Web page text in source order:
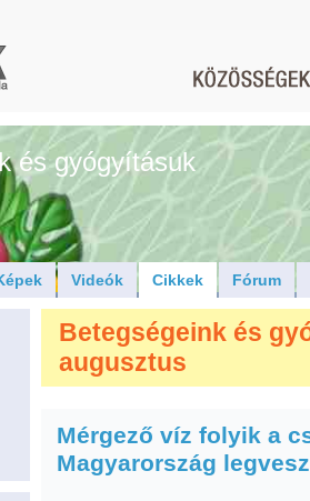
és gyógyításuk
Videók Cikkek Fórum
Betegségeink és
augusztus
Mérgező víz folyik a
Magyarország